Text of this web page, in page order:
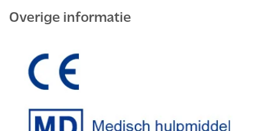
Overige informatie